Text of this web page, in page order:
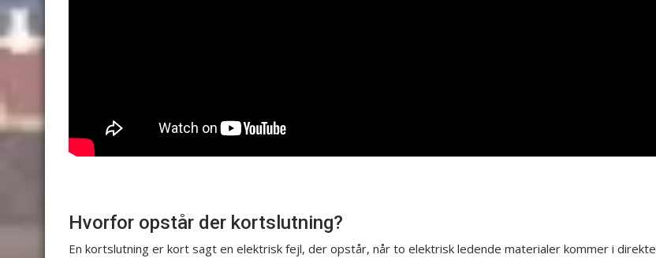
Hvorfor opstår der kortslutning?
En kortslutning er kort sagt en elektrisk fejl, der opstår, når to elektrisk ledende materialer kommer i direkte